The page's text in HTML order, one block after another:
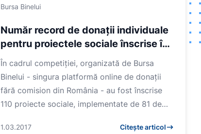
Bursa Binelui
Număr record de donații individuale
pentru proiectele sociale înscrise în
cadrul Campionatului de Bine
În cadrul competiției, organizată de Bursa
Binelui - singura platformă online de donații
fără comision din România - au fost înscrise
110 proiecte sociale, implementate de 81 de
1.03.2017 Citește articol